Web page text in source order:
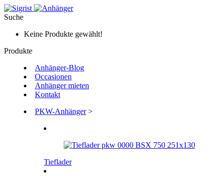
Suche
Keine Produkte gewählt!
Produkte
Anhänger-Blog
Occasionen
Anhänger mieten
Kontakt
PKW-Anhänger >
Tieflader